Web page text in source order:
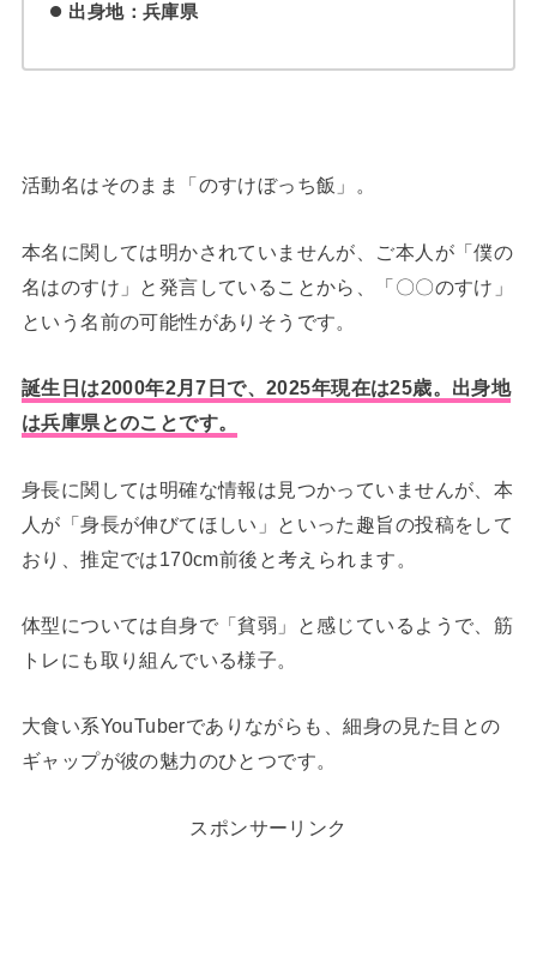
出身地：兵庫県
活動名はそのまま「のすけぼっち飯」。
本名に関しては明かされていませんが、ご本人が「僕の
名はのすけ」と発言していることから、「〇〇のすけ」
という名前の可能性がありそうです。
誕生日は2000年2月7日で、2025年現在は25歳。出身地
は兵庫県とのことです。
身長に関しては明確な情報は見つかっていませんが、本
人が「身長が伸びてほしい」といった趣旨の投稿をして
おり、推定では170cm前後と考えられます。
体型については自身で「貧弱」と感じているようで、筋
トレにも取り組んでいる様子。
大食い系YouTuberでありながらも、細身の見た目との
ギャップが彼の魅力のひとつです。
スポンサーリンク